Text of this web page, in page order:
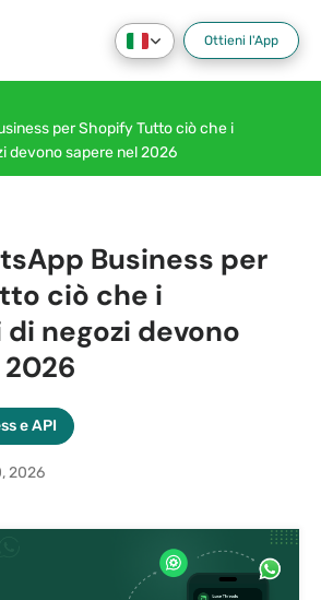
Ottieni l'App
per Shopify Tutto ciò che i
devono sapere nel 2026
Business per
ciò che i
negozi devono
e API
2026